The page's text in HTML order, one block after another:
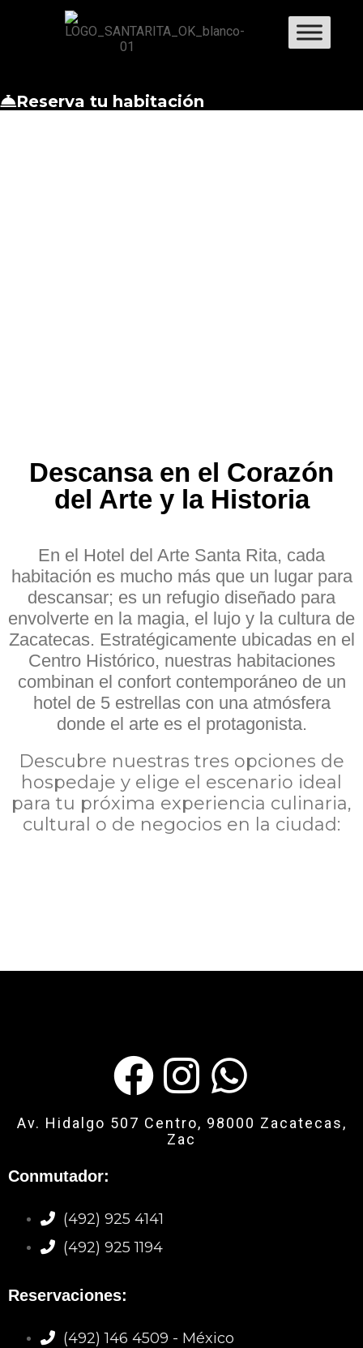
Reserva tu habitación
Descansa en el Corazón
del Arte y la Historia
En el Hotel del Arte Santa Rita, cada
habitación es mucho más que un lugar para
descansar; es un refugio diseñado para
envolverte en la magia, el lujo y la cultura de
Zacatecas. Estratégicamente ubicadas en el
Centro Histórico, nuestras habitaciones
combinan el confort contemporáneo de un
hotel de 5 estrellas con una atmósfera
donde el arte es el protagonista.
Descubre nuestras tres opciones de
hospedaje y elige el escenario ideal
para tu próxima experiencia culinaria,
cultural o de negocios en la ciudad:
Av. Hidalgo 507 Centro, 98000 Zacatecas,
Zac
Conmutador:
(492) 925 4141
(492) 925 1194
Reservaciones:
(492) 146 4509 - México